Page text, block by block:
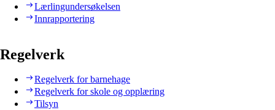
Lærlingundersøkelsen
Innrapportering
Regelverk
Regelverk for barnehage
Regelverk for skole og opplæring
Tilsyn